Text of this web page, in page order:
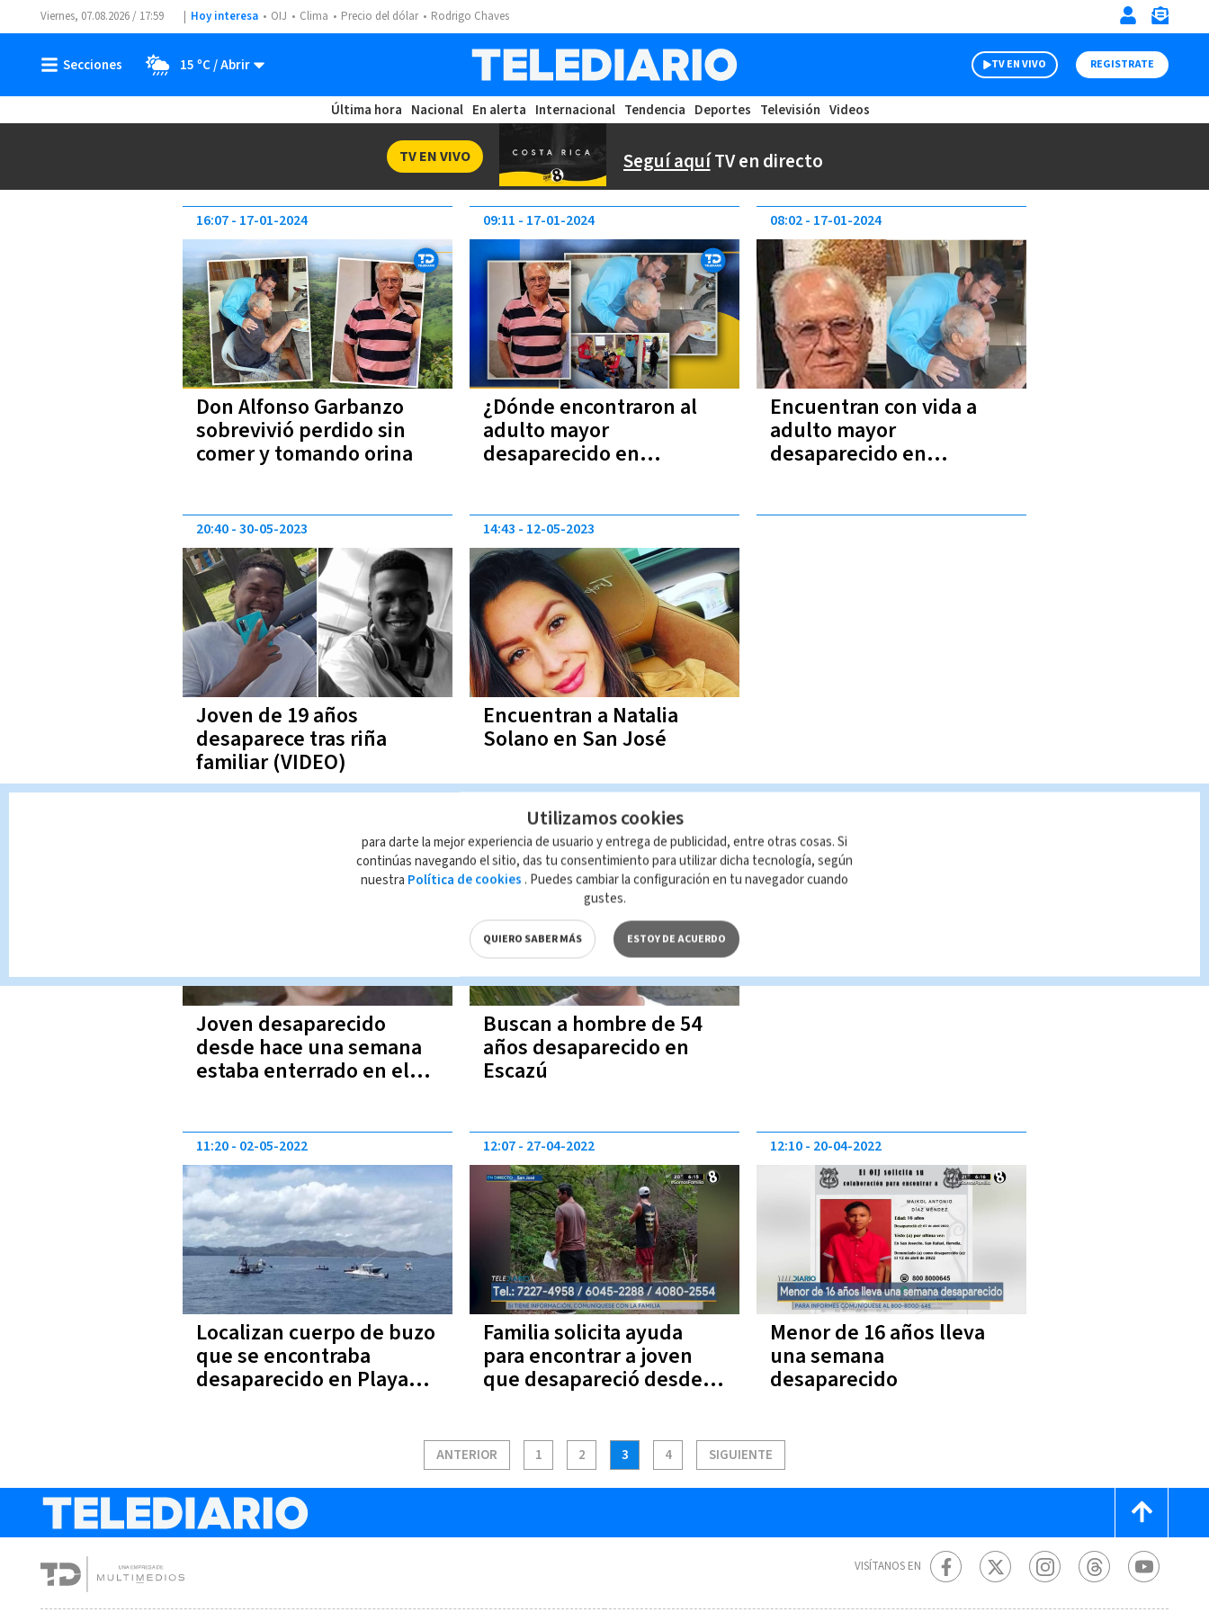
Viernes, 07.08.2026 / 17:59 Hoy interesa OIJ Clima Precio del dólar Rodrigo Chaves
15 ºC TV EN VIVO REGISTRATE
Última hora Nacional En alerta Internacional Tendencia Deportes Televisión Videos
Seguí aquíTV en directo
TV EN VIVO
Don Alfonso Garbanzo
sobrevivió perdido sin
comer y tomando orina
16:07 17-01-2024
¿Dónde encontraron al
adulto mayor
desaparecido en
09:11 17-01-2024
Encuentran con vida a
adulto mayor
desaparecido en
08:02 17-01-2024
Joven de 19 años
desaparece tras riña
familiar (VIDEO)
20:40 30-05-2023
Encuentran a Natalia
Solano en San José
14:43 12-05-2023
Joven desaparecido
desde hace una semana
estaba enterrado en el
Buscan a hombre de 54
años desaparecido en
Escazú
17:10 25-09-2022
Localizan cuerpo de buzo
que se encontraba
desaparecido en Playa
11:20 02-05-2022
Familia solicita ayuda
para encontrar a joven
que desapareció desde el
12:07 27-04-2022
Menor de 16 años lleva
una semana
desaparecido
12:10 20-04-2022
ANTERIOR 1 2 3 4 SIGUIENTE
VISÍTANOS EN
Utilizamos cookies
para darte la mejor experiencia de usuario y entrega de publicidad, entre otras cosas. Si
continúas navegando el sitio, das tu consentimiento para utilizar dicha tecnología, según
nuestra Política de cookies . Puedes cambiar la configuración en tu navegador cuando
gustes.
QUIERO SABER MÁS ESTOY DE ACUERDO